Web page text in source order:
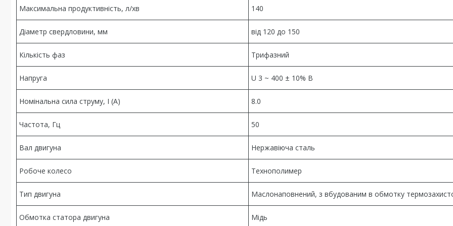
Максимальна продуктивність, л/хв 140
Діаметр свердловини, мм від 120 до 150
Кількість фаз Трифазний
Напруга U 3 ~ 400 ± 10% В
Номінальна сила струму, I (А) 8.0
Частота, Гц 50
Вал двигуна Нержавіюча сталь
Робоче колесо Технополимер
Тип двигуна Маслонаповнений, з вбудованим в обмотку
Обмотка статора двигуна Мідь